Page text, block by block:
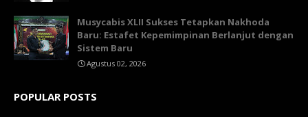
Musycabis XLII Sukses Tetapkan Nakhoda
Baru: Estafet Kepemimpinan Berlanjut dengan
Sistem Baru
Agustus 02, 2026
POPULAR POSTS